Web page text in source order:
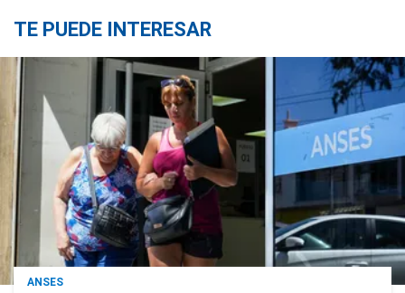
TE PUEDE INTERESAR
ANSES